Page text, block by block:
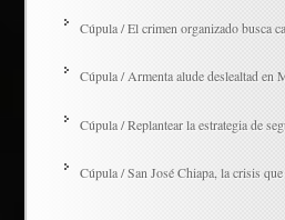
Cúpula / El crimen organizado busca
Cúpula / Armenta alude deslealtad en
Cúpula / Replantear la estrategia de
Cúpula / San José Chiapa, la crisis